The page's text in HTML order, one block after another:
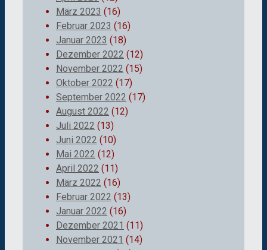
März 2023 (16)
Februar 2023 (16)
Januar 2023 (18)
Dezember 2022 (12)
November 2022 (15)
Oktober 2022 (17)
September 2022 (17)
August 2022 (12)
Juli 2022 (13)
Juni 2022 (10)
Mai 2022 (12)
April 2022 (11)
März 2022 (16)
Februar 2022 (13)
Januar 2022 (16)
Dezember 2021 (11)
November 2021 (14)